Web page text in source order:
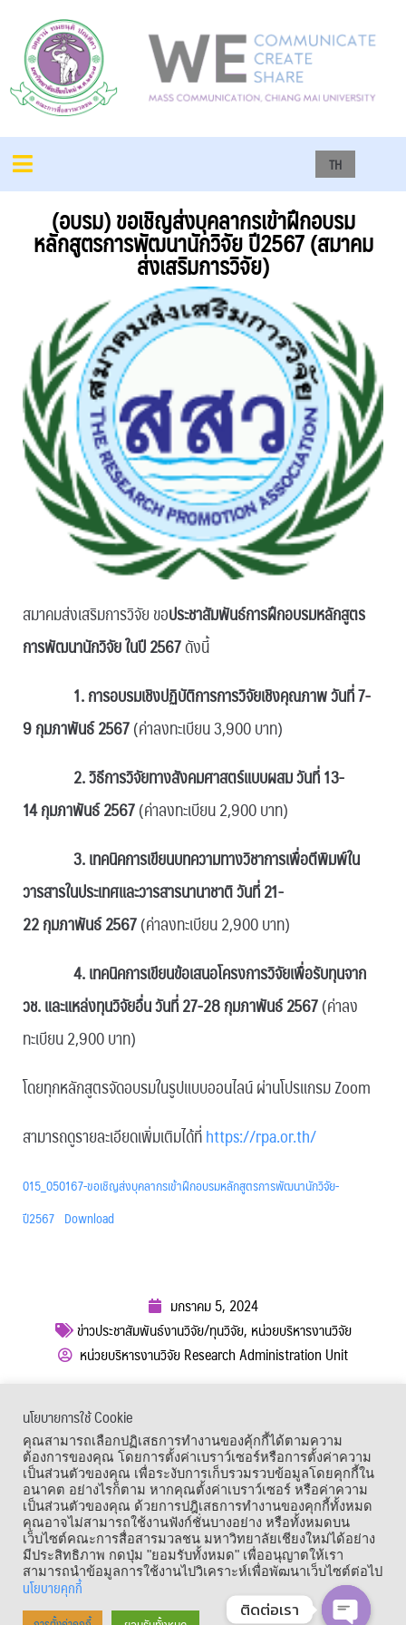
TH
(อบรม) ขอเชิญส่งบุคลากรเข้าฝึกอบรม
หลักสูตรการพัฒนานักวิจัย ปี2567 (สมาคม
ส่งเสริมการวิจัย)
สมาคมส่งเสริมการวิจัย ขอประชาสัมพันธ์การฝึกอบรมหลักสูตร
การพัฒนานักวิจัย ในปี 2567ดังนี้
1.การอบรมเชิงปฏิบัติการการวิจัยเชิงคุณภาพ วันที่ 7-
9 กุมภาพันธ์2567(ค่าลงทะเบียน 3,900 บาท)
2.วิธีการวิจัยทางสังคมศาสตร์แบบผสม วันที่13-
14 กุมภาพันธ์ 2567(ค่าลงทะเบียน 2,900 บาท)
3.เทคนิคการเขียนบทความทางวิชาการเพื่อตีพิมพ์ใน
วารสารในประเทศและวารสารนานาชาติ วันที่ 21-
22 กุมภาพันธ์ 2567(ค่าลงทะเบียน 2,900 บาท)
4. เทคนิคการเขียนข้อเสนอโครงการวิจัยเพื่อรับทุนจาก
วช. และแหล่งทุนวิจัยอื่น วันที่27-28กุมภาพันธ์ 2567(ค่าลง
ทะเบียน 2,900 บาท)
โดยทุกหลักสูตรจัดอบรมในรูปแบบออนไลน์ ผ่านโปรแกรม Zoom
สามารถดูรายละเอียดเพิ่มเติมได้ที่https://rpa.or.th/
015_050167-ขอเชิญส่งบุคลากรเข้าฝึกอบรมหลักสูตรการพัฒนานักวิจัย-
ปี2567 Download
มกราคม 5, 2024
ข่าวประชาสัมพันธ์งานวิจัย/ทุนวิจัย, หน่วยบริหารงานวิจัย
หน่วยบริหารงานวิจัย Research Administration Unit
เมนูลัด
นโยบายการใช้ Cookie
คุณสามารถเลือกปฏิเสธการทำงานของคุ้กกี้ได้ตามความ
ต้องการของคุณ โดยการตั้งค่าเบราว์เซอร์หรือการตั้งค่าความ
เป็นส่วนตัวของคุณ เพื่อระงับการเก็บรวมรวบข้อมูลโดยคุกกี้ใน
อนาคต อย่างไรก็ตาม หากคุณตั้งค่าเบราว์เซอร์ หรือค่าความ
เป็นส่วนตัวของคุณ ด้วยการปฎิเสธการทำงานของคุกกี้ทั้งหมด
คุณอาจไม่สามารถใช้งานฟังก์ชั่นบางอย่าง หรือทั้งหมดบน
เว็บไซต์คณะการสื่อสารมวลชน มหาวิทยาลัยเชียงใหม่ได้อย่าง
มีประสิทธิภาพ กดปุ่ม "ยอมรับทั้งหมด" เพื่ออนุญาตให้เรา
สามารถนำข้อมูลการใช้งานไปวิเคราะห์เพื่อพัฒนาเว็บไซต์ต่อไป
นโยบายคุกกี้
ติดต่อเรา